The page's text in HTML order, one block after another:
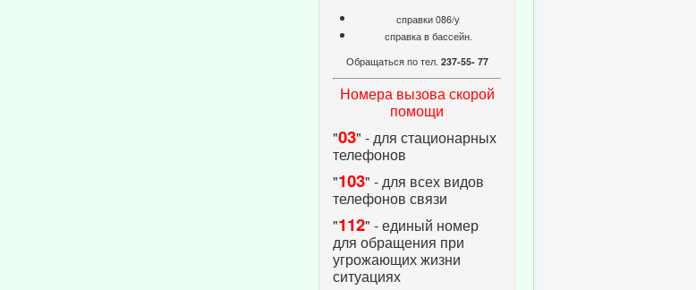
справки 086/у
справка в бассейн.
Обращаться по тел. 237-55- 77
Номера вызова скорой
помощи
"03" - для стационарных
телефонов
"103" - для всех видов
телефонов связи
"112" - единый номер
для обращения при
угрожающих жизни
ситуациях